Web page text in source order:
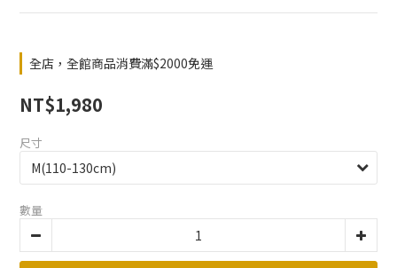
全店，全館商品消費滿$2000免運
NT$1,980
尺寸
數量